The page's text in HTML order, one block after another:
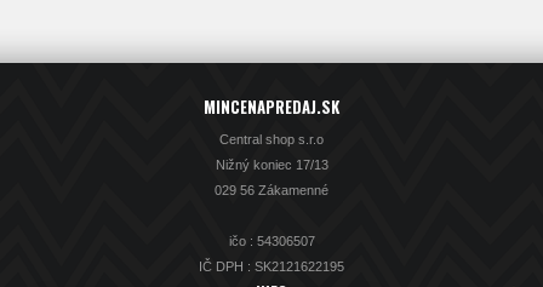
MINCENAPREDAJ.SK
Central shop s.r.o
Nižný koniec 17/13
029 56 Zákamenné
ičo : 54306507
IČ DPH : SK2121622195